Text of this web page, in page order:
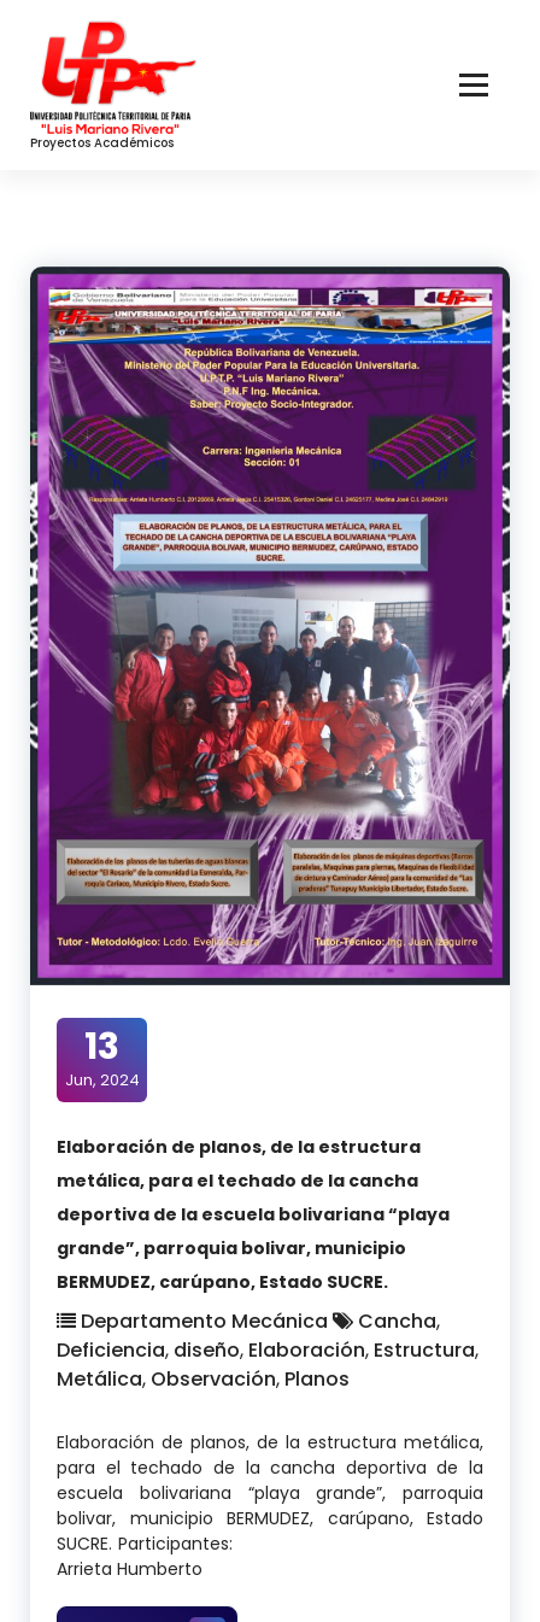
Content
Proyectos Académicos
13
Jun, 2024
Elaboración de planos, de la estructura
metálica, para el techado de la cancha
deportiva de la escuela bolivariana “playa
grande”, parroquia bolivar, municipio
BERMUDEZ, carúpano, Estado SUCRE.
Departamento Mecánica Cancha,
Deficiencia, diseño, Elaboración, Estructura,
Metálica, Observación, Planos
Elaboración de planos, de la estructura metálica,
para el techado de la cancha deportiva de la
escuela bolivariana “playa grande”, parroquia
bolivar, municipio BERMUDEZ, carúpano, Estado
SUCRE. Participantes:
Arrieta Humberto